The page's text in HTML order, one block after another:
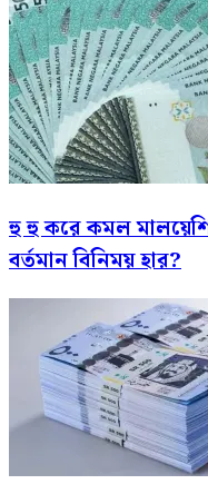
হু হু করে কমল
বর্তমান বিনিময় হার?